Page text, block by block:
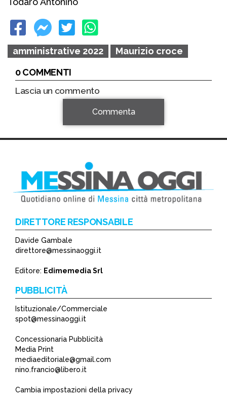
amministrative 2022
Maurizio croce
0 COMMENTI
Lascia un commento
*
Commenta
DIRETTORE RESPONSABILE
Davide Gambale
direttore@messinaoggi.it
Editore: Edimemedia Srl
PUBBLICITÀ
Istituzionale/Commerciale
spot@messinaoggi.it
Concessionaria Pubblicità
Media Print
mediaeditoriale@gmail.com
nino.francio@libero.it
Cambia impostazioni della privacy